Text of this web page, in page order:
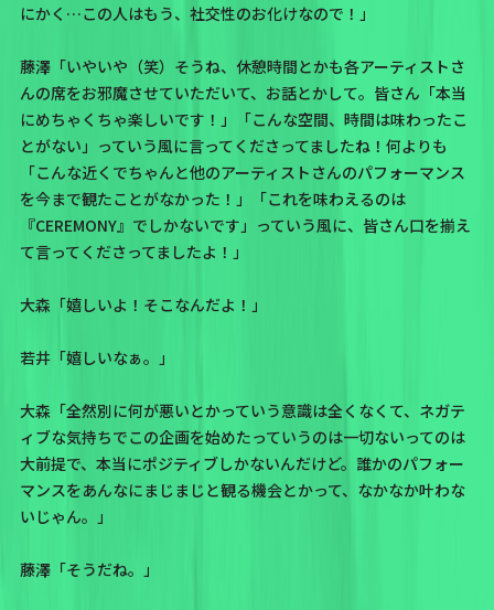
にかく…この人はもう、社交性のお化けなので！」
藤澤「いやいや（笑）そうね、休憩時間とかも各アーティストさ
んの席をお邪魔させていただいて、お話とかして。皆さん「本当
にめちゃくちゃ楽しいです！」「こんな空間、時間は味わったこ
とがない」っていう風に言ってくださってましたね！何よりも
「こんな近くでちゃんと他のアーティストさんのパフォーマンス
を今まで観たことがなかった！」「これを味わえるのは
『CEREMONY』でしかないです」っていう風に、皆さん口を揃え
て言ってくださってましたよ！」
大森「嬉しいよ！そこなんだよ！」
若井「嬉しいなぁ。」
大森「全然別に何が悪いとかっていう意識は全くなくて、ネガテ
ィブな気持ちでこの企画を始めたっていうのは一切ないってのは
大前提で、本当にポジティブしかないんだけど。誰かのパフォー
マンスをあんなにまじまじと観る機会とかって、なかなか叶わな
いじゃん。」
藤澤「そうだね。」